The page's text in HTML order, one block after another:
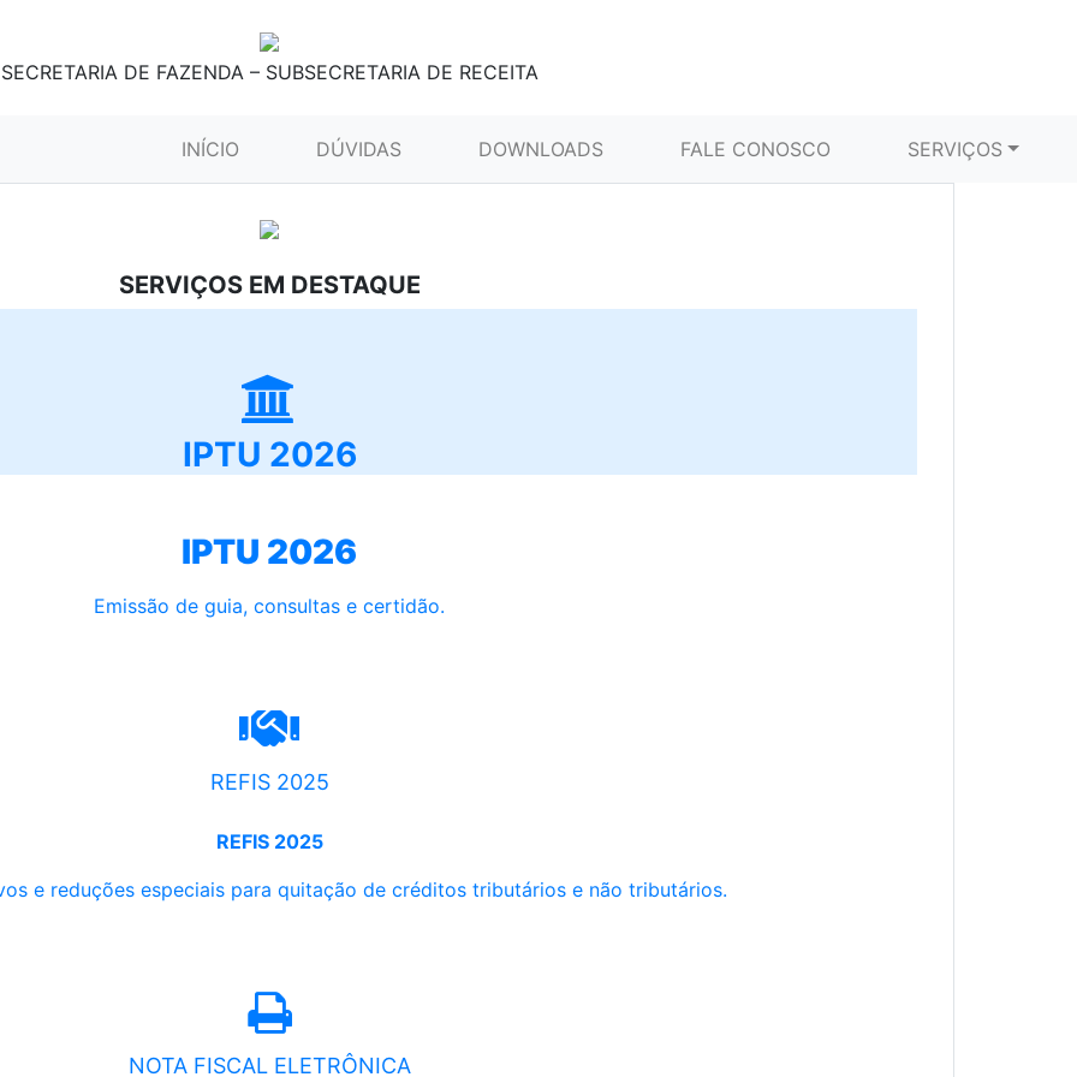
SECRETARIA DE FAZENDA – SUBSECRETARIA DE RECEITA
INÍCIO (CURRENT)DÚVIDAS DOWNLOADS FALE CONOSCO SERVIÇOS
SERVIÇOS EM DESTAQUE
IPTU 2026
IPTU 2026
Emissão de guia, consultas e certidão.
REFIS 2025
REFIS 2025
e reduções especiais para quitação de créditos tributários e não tributários.
NOTA FISCAL ELETRÔNICA